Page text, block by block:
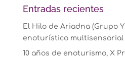
Entradas recientes
El Hilo de Ariadna (Grupo
enoturístico multisensorial
10 años de enoturismo, X